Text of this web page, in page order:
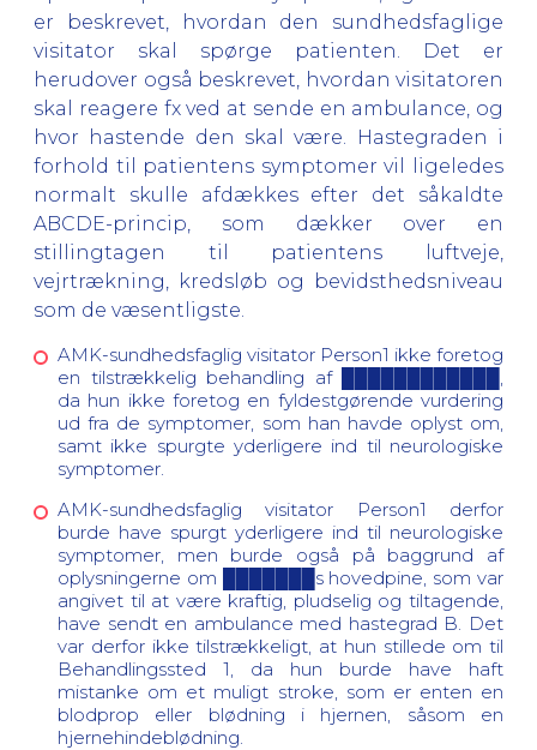
er beskrevet, hvordan den sundhedsfaglige
visitator skal spørge patienten. Det er
herudover også beskrevet, hvordan visitatoren
skal reagere fx ved at sende en ambulance, og
hvor hastende den skal være. Hastegraden i
forhold til patientens symptomer vil ligeledes
normalt skulle afdækkes efter det såkaldte
ABCDE-princip, som dækker over en
stillingtagen til patientens luftveje,
vejrtrækning, kredsløb og bevidsthedsniveau
som de væsentligste.
AMK-sundhedsfaglig visitator Person1 ikke foretog
en tilstrækkelig behandling af ████████████,
da hun ikke foretog en fyldestgørende vurdering
ud fra de symptomer, som han havde oplyst om,
samt ikke spurgte yderligere ind til neurologiske
symptomer.
AMK-sundhedsfaglig visitator Person1 derfor
burde have spurgt yderligere ind til neurologiske
symptomer, men burde også på baggrund af
oplysningerne om ███████s hovedpine, som var
angivet til at være kraftig, pludselig og tiltagende,
have sendt en ambulance med hastegrad B. Det
var derfor ikke tilstrækkeligt, at hun stillede om til
Behandlingssted 1, da hun burde have haft
mistanke om et muligt stroke, som er enten en
blodprop eller blødning i hjernen, såsom en
hjernehindeblødning.